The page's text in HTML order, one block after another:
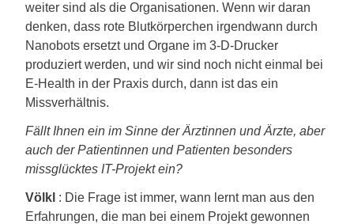
weiter sind als die Organisationen. Wenn wir daran
denken, dass rote Blutkörperchen irgendwann durch
Nanobots ersetzt und Organe im 3-D-Drucker
produziert werden, und wir sind noch nicht einmal bei
E-Health in der Praxis durch, dann ist das ein
Missverhältnis.
Fällt Ihnen ein im Sinne der Ärztinnen und Ärzte, aber
auch der Patientinnen und Patienten besonders
missglücktes IT-Projekt ein?
Völkl : Die Frage ist immer, wann lernt man aus den
Erfahrungen, die man bei einem Projekt gewonnen